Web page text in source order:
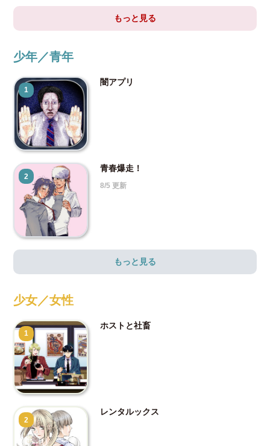
もっと見る
少年／青年
1
闇アプリ
2
青春爆走！
8/5 更新
もっと見る
少女／女性
1
ホストと社畜
2
レンタルックス